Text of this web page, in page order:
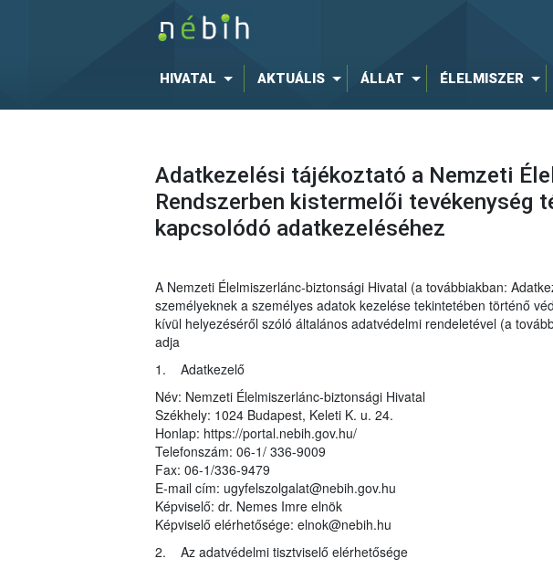
HIVATAL AKTUÁLIS ÁLLAT ÉLELMISZER
Adatkezelési tájékoztató a Nemzeti
Rendszerben kistermelői tevékenység
kapcsolódó adatkezeléséhez
A Nemzeti Élelmiszerlánc-biztonsági Hivatal (a továbbiakban:
személyeknek a személyes adatok kezelése tekintetében történő
kívül helyezéséről szóló általános adatvédelmi rendeletével (a
adja
1. Adatkezelő
Név: Nemzeti Élelmiszerlánc-biztonsági Hivatal
Székhely: 1024 Budapest, Keleti K. u. 24.
Honlap: https://portal.nebih.gov.hu/
Telefonszám: 06-1/ 336-9009
Fax: 06-1/336-9479
E-mail cím: ugyfelszolgalat@nebih.gov.hu
Képviselő: dr. Nemes Imre elnök
Képviselő elérhetősége: elnok@nebih.hu
2. Az adatvédelmi tisztviselő elérhetősége